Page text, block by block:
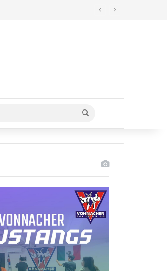
Buscar
por